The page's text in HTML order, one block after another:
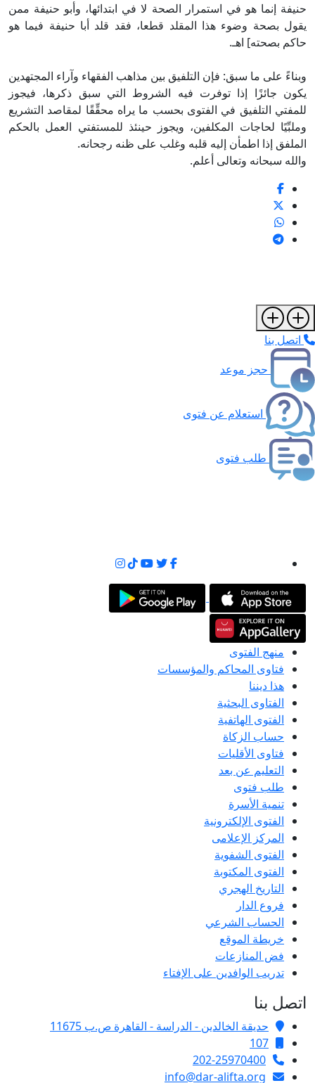
حنيفة إنما هو في استمرار الصحة لا في ابتدائها، وأبو حنيفة ممن
يقول بصحة وضوء هذا المقلد قطعا، فقد قلد أبا حنيفة فيما هو
حاكم بصحته] اهـ.
وبناءً على ما سبق: فإن التلفيق بين مذاهب الفقهاء وآراء المجتهدين
يكون جائزًا إذا توفرت فيه الشروط التي سبق ذكرها، فيجوز
للمفتي التلفيق في الفتوى بحسب ما يراه محقِّقًا لمقاصد التشريع
وملبِّيًا لحاجات المكلفين، ويجوز حينئذ للمستفتي العمل بالحكم
الملفق إذا اطمأن إليه قلبه وغلب على ظنه رجحانه.
والله سبحانه وتعالى أعلم.
اتصل بنا
حجز موعد
استعلام عن فتوى
طلب فتوى
منهج الفتوى
فتاوى المحاكم والمؤسسات
هذا ديننا
الفتاوى البحثية
الفتوى الهاتفية
حساب الزكاة
فتاوى الأقليات
التعليم عن بعد
طلب فتوى
تنمية الأسرة
الفتوى الإلكترونية
المركز الإعلامى
الفتوى الشفوية
الفتوى المكتوبة
التاريخ الهجري
فروع الدار
الحساب الشرعي
خريطة الموقع
فض المنازعات
تدريب الوافدين على الإفتاء
اتصل بنا
حديقة الخالدين - الدراسة - القاهرة ص.ب 11675
107
202-25970400
info@dar-alifta.org